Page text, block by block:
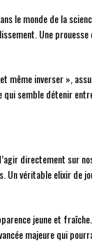
le monde de la
Une
inverser »,
semble détenir
directement sur
véritable elixir de
jeune et
majeure qui